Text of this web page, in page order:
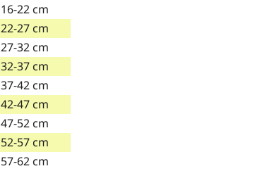
16-22 cm
22-27 cm
27-32 cm
32-37 cm
37-42 cm
42-47 cm
47-52 cm
52-57 cm
57-62 cm